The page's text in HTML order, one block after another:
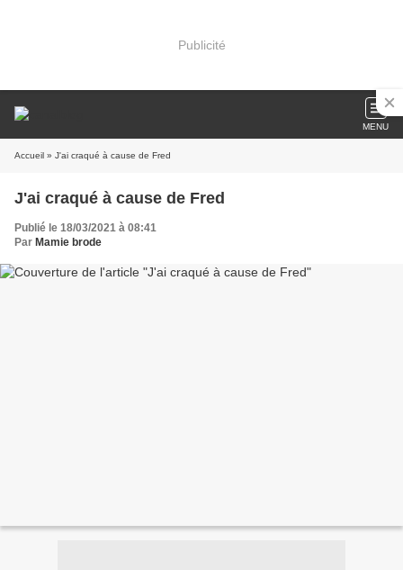
Publicité
MENU
Accueil » J'ai craqué à cause de Fred
J'ai craqué à cause de Fred
Publié le 18/03/2021 à 08:41
Par Mamie brode